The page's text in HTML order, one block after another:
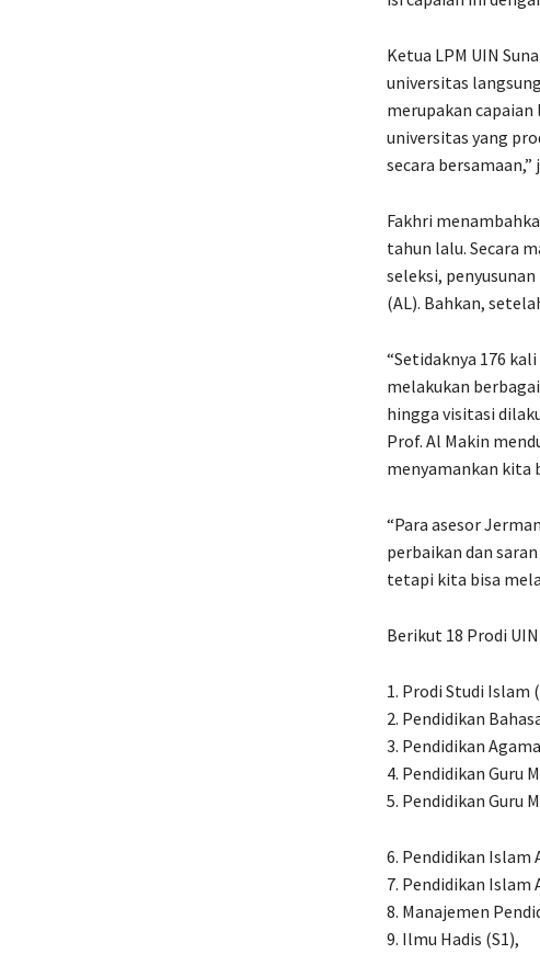
Ketua LPM UIN
universitas
merupakan capaian
universitas yang
secara bersamaan,”
Fakhri
tahun lalu. Secara
seleksi,
(AL). Bahkan,
“Setidaknya 176
melakukan
hingga visitasi
Prof. Al Makin
menyamankan kita
“Para asesor
perbaikan dan
tetapi kita bisa
Berikut 18 Prodi
1. Prodi Studi Islam
2. Pendidikan
3. Pendidikan
4. Pendidikan Guru
5. Pendidikan Guru
6. Pendidikan Islam
7. Pendidikan Islam
8. Manajemen
9. Ilmu Hadis (S1),